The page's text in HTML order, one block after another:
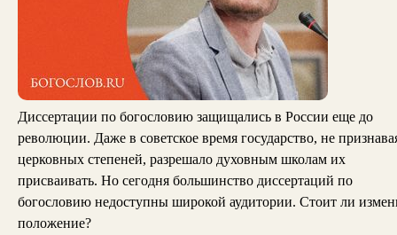
Диссертации по богословию защищались в России еще до
революции. Даже в советское время государство, не
церковных степеней, разрешало духовным школам их
присваивать. Но сегодня большинство диссертаций по
богословию недоступны широкой аудитории. Стоит ли
положение?